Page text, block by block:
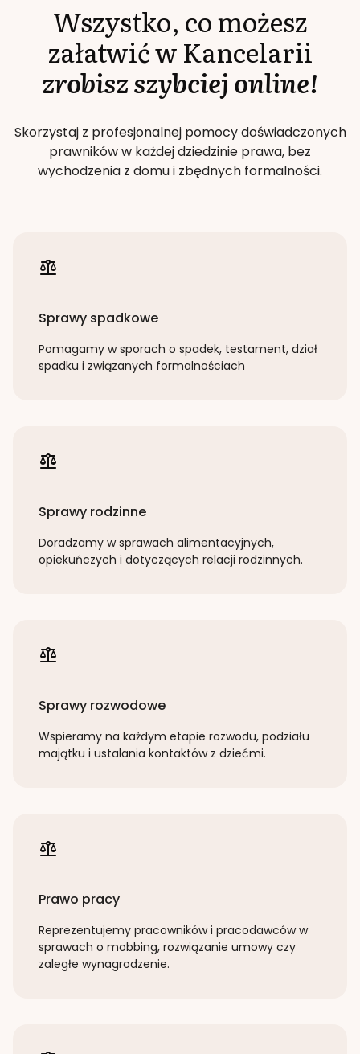
Wszystko, co możesz
załatwić w Kancelarii
zrobisz szybciej online!
Skorzystaj z profesjonalnej pomocy doświadczonych
prawników w każdej dziedzinie prawa, bez
wychodzenia z domu i zbędnych formalności.
Sprawy spadkowe
Pomagamy w sporach o spadek, testament, dział
spadku i związanych formalnościach
Sprawy rodzinne
Doradzamy w sprawach alimentacyjnych,
opiekuńczych i dotyczących relacji rodzinnych.
Sprawy rozwodowe
Wspieramy na każdym etapie rozwodu, podziału
majątku i ustalania kontaktów z dziećmi.
Prawo pracy
Reprezentujemy pracowników i pracodawców w
sprawach o mobbing, rozwiązanie umowy czy
zaległe wynagrodzenie.